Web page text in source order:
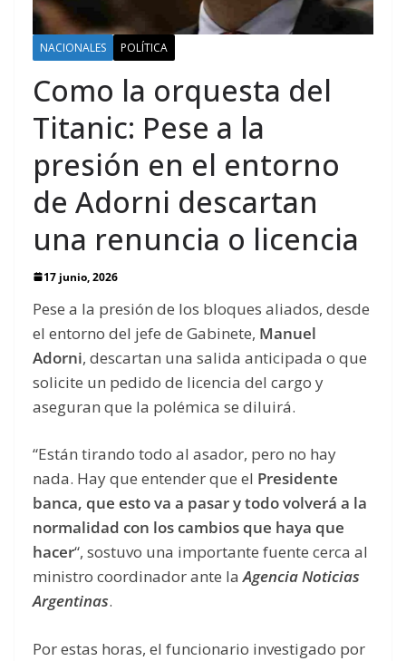
NACIONALES POLÍTICA
Como la orquesta del
Titanic: Pese a la
presión en el entorno
de Adorni descartan
una renuncia o licencia
17 junio, 2026
Pese a la presión de los bloques aliados, desde
el entorno del jefe de Gabinete, Manuel
Adorni, descartan una salida anticipada o que
solicite un pedido de licencia del cargo y
aseguran que la polémica se diluirá.
“Están tirando todo al asador, pero no hay
nada. Hay que entender que el Presidente
banca, que esto va a pasar y todo volverá a la
normalidad con los cambios que haya que
hacer“, sostuvo una importante fuente cerca al
ministro coordinador ante laAgencia Noticias
Argentinas.
Por estas horas, el funcionario investigado por